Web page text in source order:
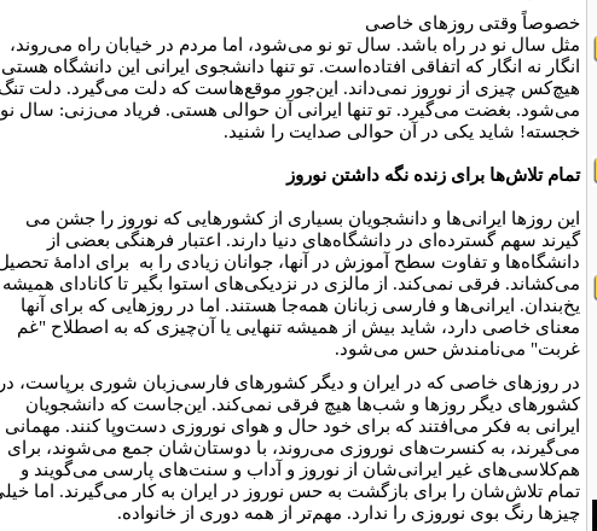
خصوصاً وقتی روزهای خاصی
مثل سال نو در راه باشد. سال تو نو می‌شود، اما مردم در خیابان راه می‌روند،
انگار نه انگار که اتفاقی افتاده‌است. تو تنها دانشجوی ایرانی این دانشگاه
هیچ‌کس چیزی از نوروز نمی‌داند. این‌جور موقع‌هاست که دلت می‌گیرد. دلت
می‌شود. بغضت می‌گیرد. تو تنها ایرانی آن حوالی هستی. فریاد می‌زنی: سال نو
خجسته! شاید یکی در آن حوالی صدایت را شنید.
تمام تلاش‌ها برای زنده ‌نگه داشتن نوروز
این روزها ایرانی‌ها و دانشجویان بسیاری از کشورهایی که نوروز را جشن می
گیرند سهم گسترده‌ای در دانشگاه‌های دنیا دارند. اعتبار فرهنگی بعضی از
دانشگا‌ه‌ها و تفاوت سطح آموزش در آنها، جوانان زیادی را به برای ادامۀ
می‌کشاند. فرقی نمی‌کند. از مالزی در نزدیکی‌های استوا بگیر تا کانادای همیشه
یخ‌بندان. ایرانی‌ها و فارسی زبانان همه‌جا هستند. اما در روزهایی که برای آنها
معنای خاصی دارد، شاید بیش از همیشه تنهایی یا آن‌چیزی که به اصطلاح "غم‌
غربت" می‌نامندش حس می‌شود.
در روزهای خاصی که در ایران و دیگر کشورهای فارسی‌زبان شوری برپاست،
کشورهای دیگر روزها و شب‌ها هیچ ‌فرقی نمی‌کند. این‌جاست که دانشجویان
ایرانی به فکر می‌افتند که برای خود حال و هوای نوروزی دست‌وپا کنند. مهمانی
می‌گیرند، به کنسرت‌های نوروزی می‌روند، با دوستان‌شان جمع می‌شوند، برای
هم‌کلاسی‌های غیر ایرانی‌شان از نوروز و آداب و سنت‌های پارسی می‌گویند و
تمام تلاش‌شان را برای بازگشت به حس نوروز در ایران به کار می‌گیرند. اما
چیزها رنگ بوی نوروزی را ندارد. مهم‌تر از همه دوری از خانواده.